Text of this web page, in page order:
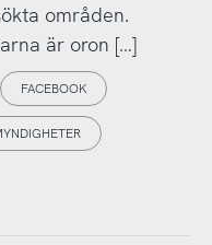
områden.
är oron […]
FACEBOOK